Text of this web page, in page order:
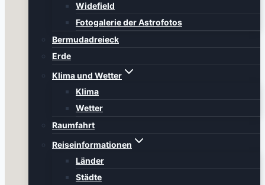
Widefield
Fotogalerie der Astrofotos
Bermudadreieck
Erde
Klima und Wetter
Klima
Wetter
Raumfahrt
Reiseinformationen
Länder
Städte